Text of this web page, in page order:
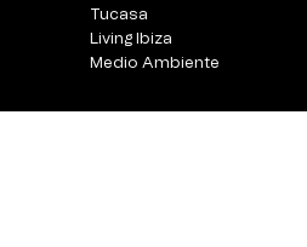
Tucasa
Living Ibiza
Medio Ambiente